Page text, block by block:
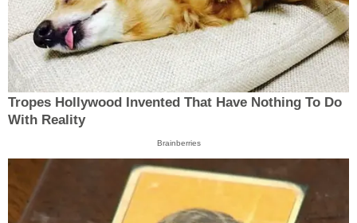
Tropes Hollywood Invented That Have Nothing To Do
With Reality
Brainberries